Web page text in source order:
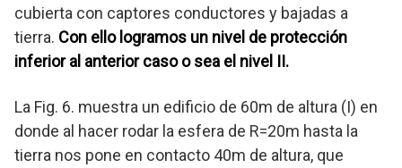
cubierta con captores conductores y bajadas a
tierra. Con ello logramos un nivel de protección
inferior al anterior caso o sea el nivel II.
La Fig. 6. muestra un edificio de 60m de altura (I) en
donde al hacer rodar la esfera de R=20m hasta la
tierra nos pone en contacto 40m de altura, que